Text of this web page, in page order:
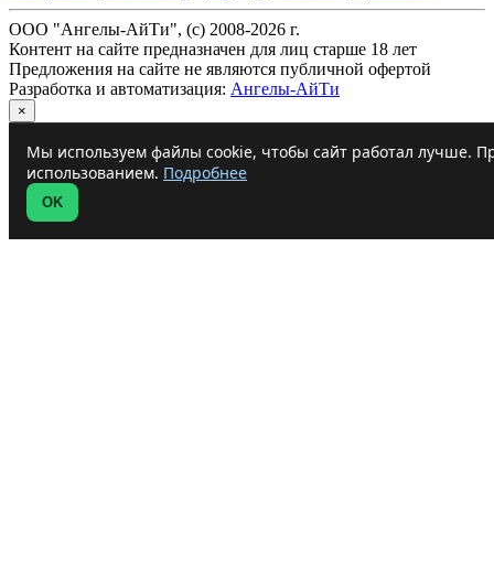
ООО "Ангелы-АйТи", (c) 2008-2026 г.
Контент на сайте предназначен для лиц старше 18 лет
Предложения на сайте не являются публичной офертой
Разработка и автоматизация: Ангелы-АйТи
×
Мы используем файлы cookie, чтобы сайт работал лучше.
использованием. Подробнее
OK